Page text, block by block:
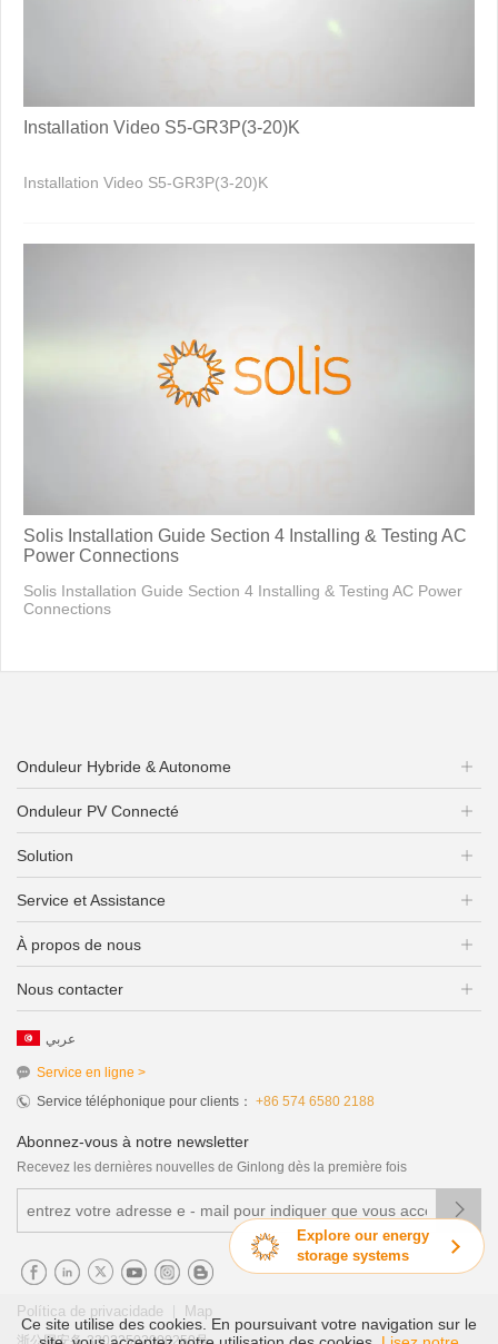
Ce site utilise des cookies. En poursuivant votre navigation sur le
Explore our energy
storage systems
Installation Video S5-GR3P(3-20)K
Installation Video S5-GR3P(3-20)K
Solis Installation Guide Section 4 Installing & Testing AC
Power Connections
Solis Installation Guide Section 4 Installing & Testing AC Power
Connections
Onduleur Hybride & Autonome
Onduleur PV Connecté
Solution
Service et Assistance
À propos de nous
Nous contacter
عربي
Service en ligne >
Service téléphonique pour clients： +86 574 6580 2188
Abonnez-vous à notre newsletter
Recevez les dernières nouvelles de Ginlong dès la première fois

Política de privacidade | Map
浙公网安备 33022502000250号